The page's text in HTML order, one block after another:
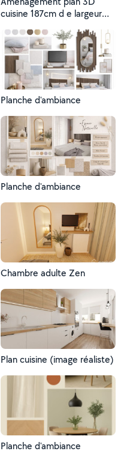
cuisine 187cm d e largeur
Planche d'ambiance
Planche d'ambiance
Chambre adulte Zen
Plan cuisine (image réaliste)
Planche d'ambiance